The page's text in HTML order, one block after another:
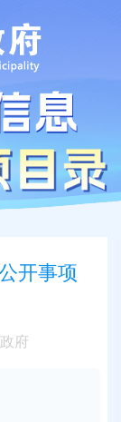
开事项
府